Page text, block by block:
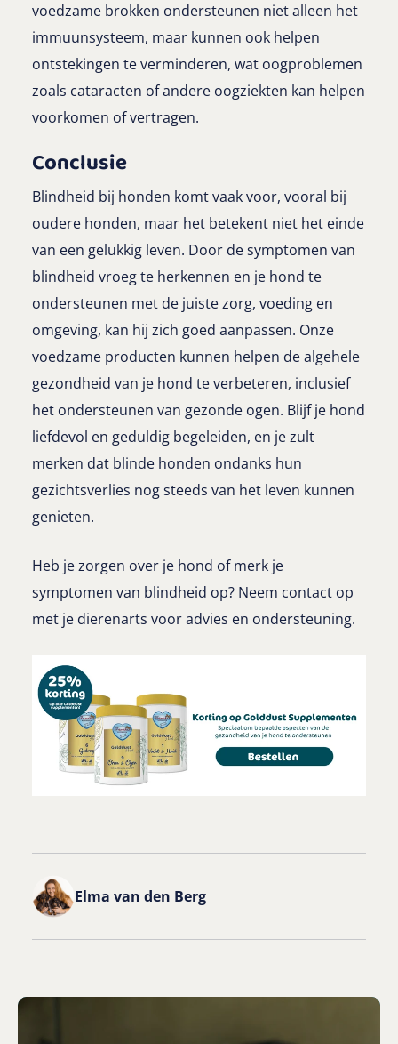
voedzame brokken ondersteunen niet alleen het
immuunsysteem, maar kunnen ook helpen
ontstekingen te verminderen, wat oogproblemen
zoals cataracten of andere oogziekten kan helpen
voorkomen of vertragen.
Conclusie
Blindheid bij honden komt vaak voor, vooral bij
oudere honden, maar het betekent niet het einde
van een gelukkig leven. Door de symptomen van
blindheid vroeg te herkennen en je hond te
ondersteunen met de juiste zorg, voeding en
omgeving, kan hij zich goed aanpassen. Onze
voedzame producten kunnen helpen de algehele
gezondheid van je hond te verbeteren, inclusief
het ondersteunen van gezonde ogen. Blijf je hond
liefdevol en geduldig begeleiden, en je zult
merken dat blinde honden ondanks hun
gezichtsverlies nog steeds van het leven kunnen
genieten.
Heb je zorgen over je hond of merk je
symptomen van blindheid op? Neem contact op
met je dierenarts voor advies en ondersteuning.
Elma van den Berg